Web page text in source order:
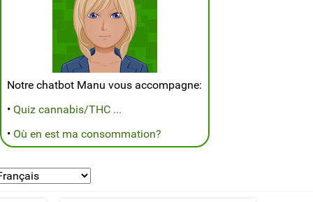
Notre chatbot Manu vous accompagne:
• Quiz cannabis/THC ...
• Où en est ma consommation?